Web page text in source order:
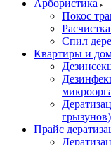
Арбористика
Покос
Спил
Квартиры и
грызунов)
Прайс